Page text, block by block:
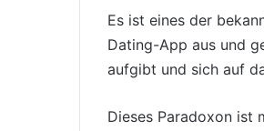
Es ist eines der
Dating-App aus und
aufgibt und sich auf
Dieses Paradoxon ist